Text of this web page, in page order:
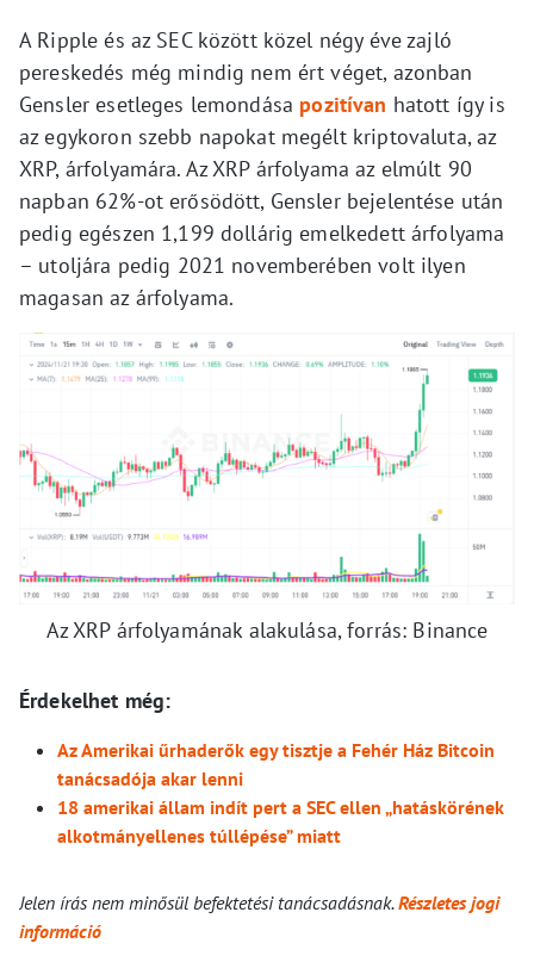
A Ripple és az SEC között közel négy éve zajló
pereskedés még mindig nem ért véget, azonban
Gensler esetleges lemondása pozitívan hatott így is
az egykoron szebb napokat megélt kriptovaluta, az
XRP, árfolyamára. Az XRP árfolyama az elmúlt 90
napban 62%-ot erősödött, Gensler bejelentése után
pedig egészen 1,199 dollárig emelkedett árfolyama
– utoljára pedig 2021 novemberében volt ilyen
magasan az árfolyama.
Az XRP árfolyamának alakulása, forrás: Binance
Érdekelhet még:
Az Amerikai űrhaderők egy tisztje a Fehér Ház Bitcoin
tanácsadója akar lenni
18 amerikai állam indít pert a SEC ellen „hatáskörének
alkotmányellenes túllépése” miatt
Jelen írás nem minősül befektetési tanácsadásnak.Részletes jogi
információ